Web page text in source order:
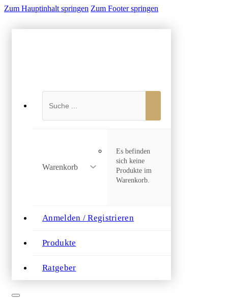
Zum Hauptinhalt springen Zum Footer springen
Suchen
Warenkorb
Es befinden
sich keine
Produkte im
Warenkorb.
Anmelden / Registrieren
Produkte
Ratgeber